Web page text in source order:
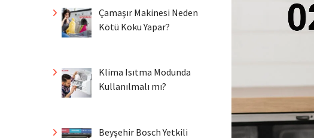
Çamaşır Makinesi Neden
Kötü Koku Yapar?
Klima Isıtma Modunda
Kullanılmalı mı?
Beyşehir Bosch Yetkili